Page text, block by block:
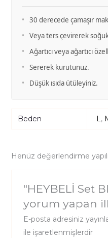
•
30 derecede çamaşır
•
Veya ters çevirerek soğuk
•
Ağartıcı veya ağartıcı
•
Sererek kurutunuz.
•
Düşük ısıda ütüleyiniz.
Beden L,
Henüz değerlendirme
“HEYBELİ Set
yorum yapan
E-posta adresiniz
ile işaretlenmişlerdir